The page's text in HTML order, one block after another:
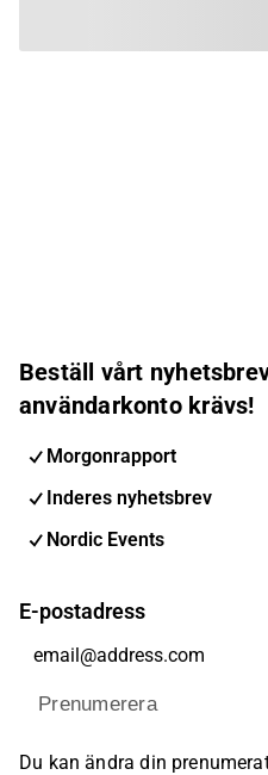
Beställ vårt
användarkonto krävs!
Morgonrapport
Inderes nyhetsbrev
Nordic Events
E-postadress
Prenumerera
Du kan ändra din